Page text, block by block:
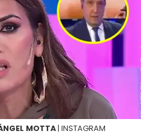
MOTTA | INSTAGRAM